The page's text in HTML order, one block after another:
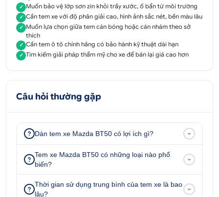
82 Đường số 7, P. Bình Trị Đông B, Q. Bình Tân, Tp.
HCM
Chi nhánh Tân Phú
474 Lũy Bán Bích, Hoà Thanh, Tân Phú, Thành phố
Hồ Chí Minh
✓ Muốn bảo vệ lớp sơn zin khỏi trầy xước, ố bẩn từ môi trường
✓ Cần tem xe với độ phân giải cao, hình ảnh sắc nét, bền màu lâu
✓ Muốn lựa chọn giữa tem cán bóng hoặc cán nhám theo sở
thích
✓ Cần tem ô tô chính hãng có bảo hành kỹ thuật dài hạn
✓ Tìm kiếm giải pháp thẩm mỹ cho xe để bán lại giá cao hơn
Câu hỏi thường gặp
Dán tem xe Mazda BT50 có lợi ích gì?
Tem xe Mazda BT50 có những loại nào phổ
biến?
Thời gian sử dụng trung bình của tem xe là bao
lâu?